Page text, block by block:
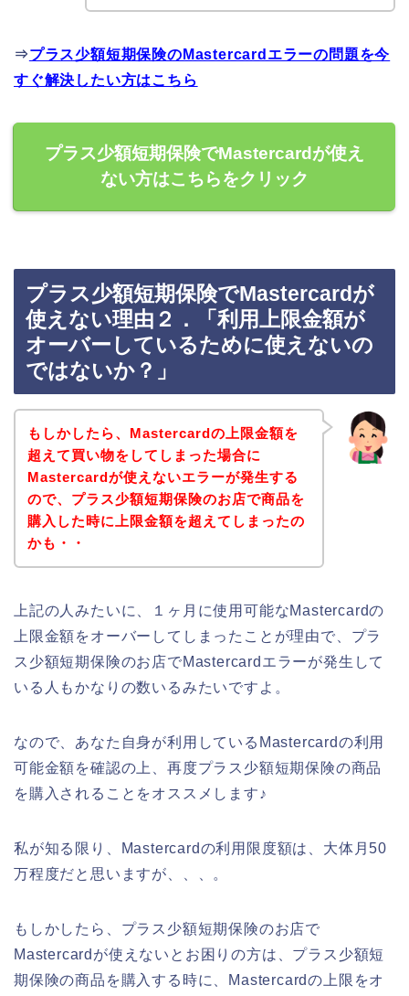
⇒プラス少額短期保険のMastercardエラーの問題を今
すぐ解決したい方はこちら
プラス少額短期保険でMastercardが使え
ない方はこちらをクリック
プラス少額短期保険でMastercardが
使えない理由２．「利用上限金額が
オーバーしているために使えないの
ではないか？」
もしかしたら、Mastercardの上限金額を
超えて買い物をしてしまった場合に
Mastercardが使えないエラーが発生する
ので、プラス少額短期保険のお店で商品を
購入した時に上限金額を超えてしまったの
かも・・
上記の人みたいに、１ヶ月に使用可能なMastercardの
上限金額をオーバーしてしまったことが理由で、プラ
ス少額短期保険のお店でMastercardエラーが発生して
いる人もかなりの数いるみたいですよ。
なので、あなた自身が利用しているMastercardの利用
可能金額を確認の上、再度プラス少額短期保険の商品
を購入されることをオススメします♪
私が知る限り、Mastercardの利用限度額は、大体月50
万程度だと思いますが、、、。
もしかしたら、プラス少額短期保険のお店で
Mastercardが使えないとお困りの方は、プラス少額短
期保険の商品を購入する時に、Mastercardの上限をオ